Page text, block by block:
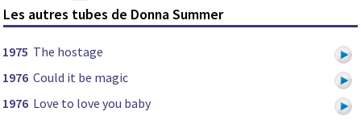
Les autres tubes de Donna Summer
1975 The hostage
1976 Could it be magic
1976 Love to love you baby